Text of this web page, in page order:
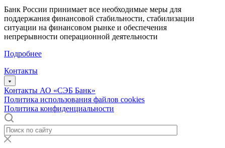
Банк России принимает все необходимые меры для
поддержания финансовой стабильности, стабилизации
ситуации на финансовом рынке и обеспечения
непрерывности операционной деятельности
Подробнее
Контакты
Контакты АО «СЭБ Банк»
Политика использования файлов cookies
Политика конфиденциальности